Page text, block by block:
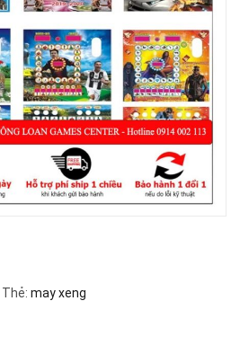
Thẻ: may xeng